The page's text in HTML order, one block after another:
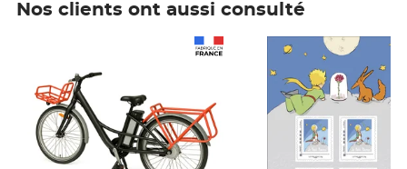
Nos clients ont aussi consulté
Prix 7,50€